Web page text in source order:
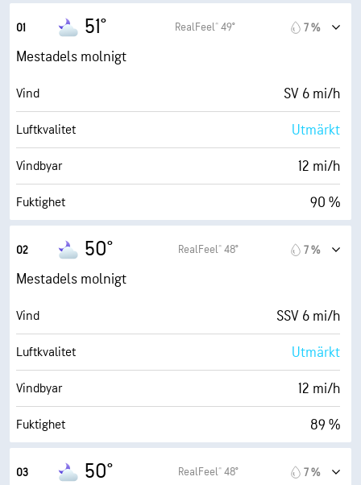
01 51° RealFeel® 49° 7 %
Mestadels molnigt
Vind SV 6 mi/h
Luftkvalitet Utmärkt
Vindbyar 12 mi/h
Fuktighet 90 %
Daggpunkt
AccuLumen Brightness Index™
Molntäcke 78 %
Sikt 5 eng. mil
Molnbas 18500 fot
02 50° RealFeel® 48° 7 %
Mestadels molnigt
Vind SSV 6 mi/h
Luftkvalitet Utmärkt
Vindbyar 12 mi/h
Fuktighet 89 %
Daggpunkt
03 50° RealFeel® 48° 7 %